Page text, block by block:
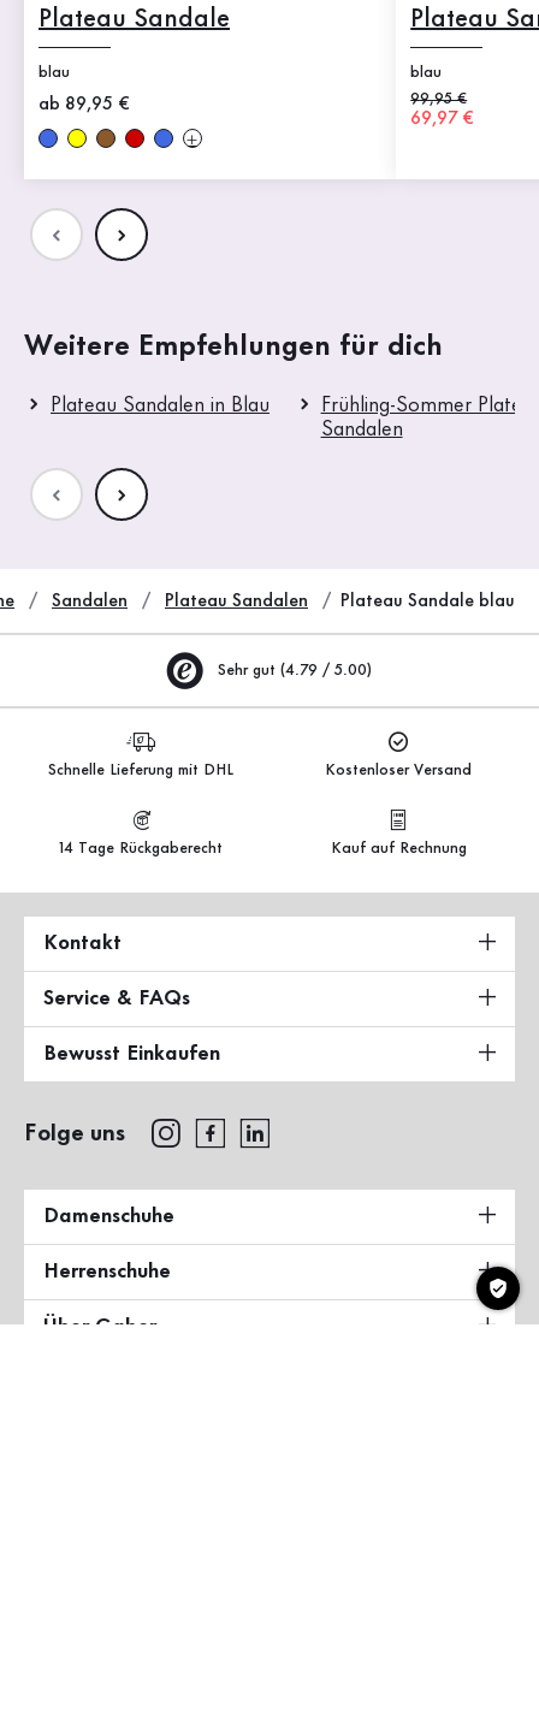
Plateau Sandale
blau
Neuer Preis
ab 89,95 €
Plateau
blau
Alter Preis
99,95 €
Neuer Preis
69,97 €
Weitere Empfehlungen für dich
Plateau Sandalen in Blau
Frühling-Sommer
Sandalen
Sandalen Plateau Sandalen Plateau Sandale blau
Sehr gut (4.79 / 5.00)
Schnelle Lieferung mit DHL Kostenloser Versand
14 Tage Rückgaberecht Kauf auf Rechnung
Kontakt
Service & FAQs
Bewusst Einkaufen
Folge uns
Damenschuhe
Herrenschuhe
Über Gabor